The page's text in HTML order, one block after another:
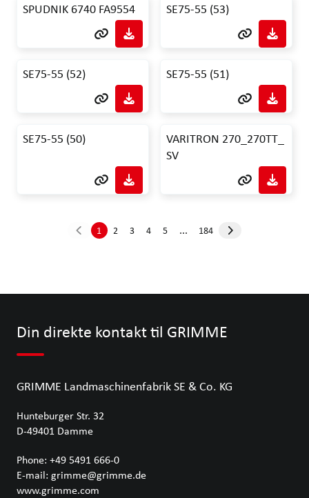
SPUDNIK 6740 FA9554 SE75-55 (53)
SE75-55 (52) SE75-55 (51)
SE75-55 (50)
VARITRON 270_270TT_
SV
1 2 3 4 5 ... 184
Din direkte kontakt til GRIMME
GRIMME Landmaschinenfabrik SE & Co. KG
Hunteburger Str. 32
D-49401 Damme
Phone: +49 5491 666-0
E-mail: grimme@grimme.de
www.grimme.com